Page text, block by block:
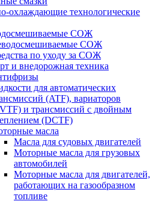
охлаждающие технологические
СОЖ
СОЖ
по уходу за СОЖ
и внедорожная техника
для автоматических
(ATF), вариаторов
и трансмиссий с двойным
(DCTF)
масла
Масла для судовых двигателей
Моторные масла для грузовых
автомобилей
Моторные масла для двигателей,
работающих на газообразном
топливе